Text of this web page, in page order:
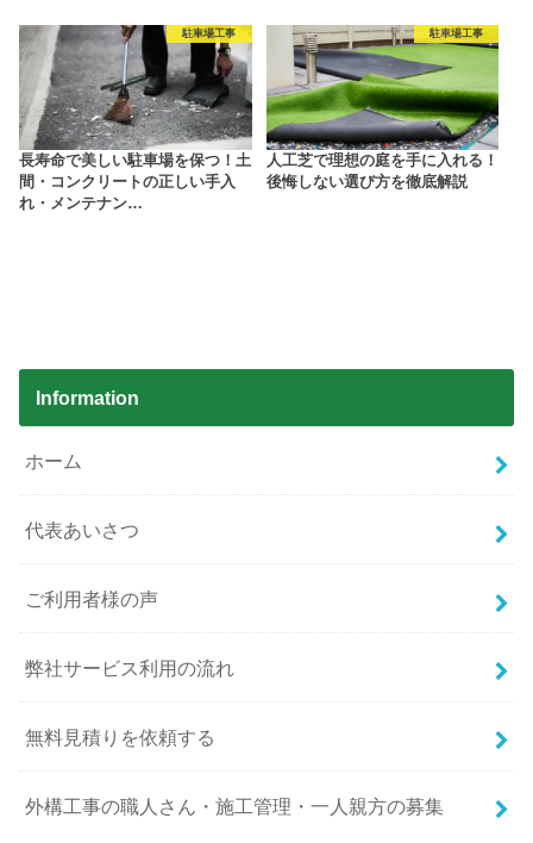
駐車場工事
長寿命で美しい駐車場を保つ！土
間・コンクリートの正しい手入
れ・メンテナン…
駐車場工事
人工芝で理想の庭を手に入れる！
後悔しない選び方を徹底解説
Information
ホーム
代表あいさつ
ご利用者様の声
弊社サービス利用の流れ
無料見積りを依頼する
外構工事の職人さん・施工管理・一人親方の募集